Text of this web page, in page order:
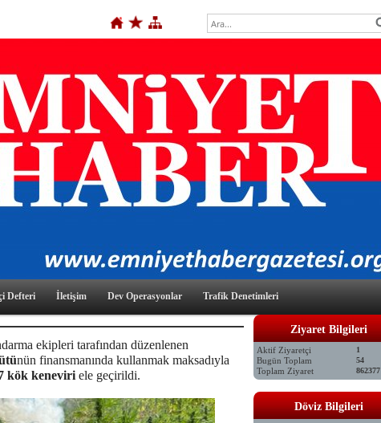
Defteri İletişim Dev Operasyonlar Trafik Denetimleri
ekipleri tarafından düzenlenen
nün finansmanında kullanmak maksadıyla
kök keneviri ele geçirildi.
Ziyaret Bilgileri
Aktif Ziyaretçi 1
Bugün Toplam 54
Toplam Ziyaret 862377
Döviz Bilgileri